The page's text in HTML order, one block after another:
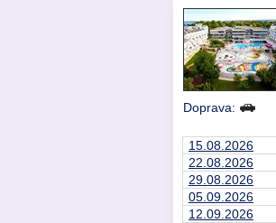
Doprava:
15.08.2026
22.08.2026
29.08.2026
05.09.2026
12.09.2026